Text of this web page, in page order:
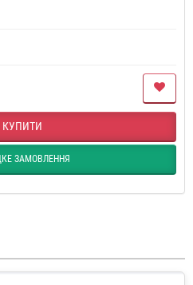
КУПИТИ
ЗАМОВЛЕННЯ